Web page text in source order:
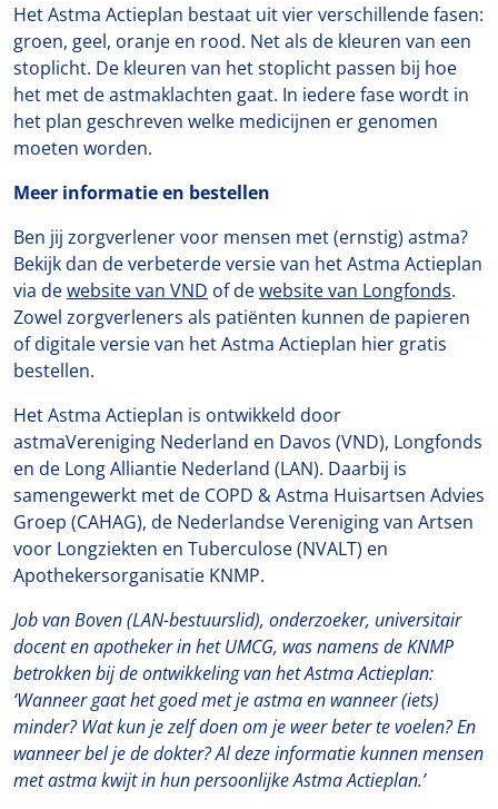
Het Astma Actieplan bestaat uit vier verschillende fasen:
groen, geel, oranje en rood. Net als de kleuren van een
stoplicht. De kleuren van het stoplicht passen bij hoe
het met de astmaklachten gaat. In iedere fase wordt in
het plan geschreven welke medicijnen er genomen
moeten worden.
Meer informatie en bestellen
Ben jij zorgverlener voor mensen met (ernstig) astma?
Bekijk dan de verbeterde versie van het Astma Actieplan
via dewebsite van VND of dewebsite van Longfonds.
Zowel zorgverleners als patiënten kunnen de papieren
of digitale versie van het Astma Actieplan hier gratis
bestellen.
Het Astma Actieplan is ontwikkeld door
astmaVereniging Nederland en Davos (VND), Longfonds
en de Long Alliantie Nederland (LAN). Daarbij is
samengewerkt met de COPD & Astma Huisartsen Advies
Groep (CAHAG), de Nederlandse Vereniging van Artsen
voor Longziekten en Tuberculose (NVALT) en
Apothekersorganisatie KNMP.
Job van Boven (LAN-bestuurslid), onderzoeker, universitair
docent en apotheker in het UMCG, was namens de KNMP
betrokken bij de ontwikkeling van het Astma Actieplan:
‘Wanneer gaat het goed met je astma en wanneer (iets)
minder? Wat kun je zelf doen om je weer beter te voelen? En
wanneer bel je de dokter? Al deze informatie kunnen mensen
met astma kwijt in hun persoonlijke Astma Actieplan.’